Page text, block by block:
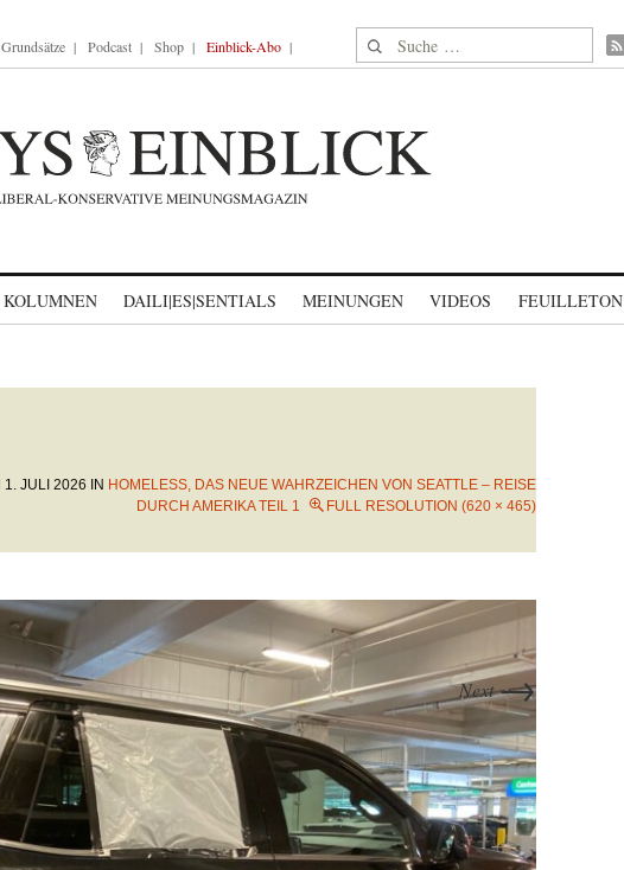
Grundsätze Podcast Shop Einblick-Abo Suche nach:
KOLUMNEN DAILI|ES|SENTIALS MEINUNGEN VIDEOS FEUILLETON
1. JULI 2026 IN HOMELESS, DAS NEUE WAHRZEICHEN VON SEATTLE – REISE
DURCH AMERIKA TEIL 1
FULL RESOLUTION (620 × 465)
Next→